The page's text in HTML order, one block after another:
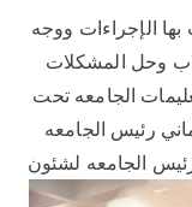
الإجراءات ووجه
وحل المشكلات
الجامعه تحت
رئيس الجامعه
الجامعه لشئون